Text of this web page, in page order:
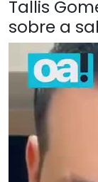
Tallis
sobre a